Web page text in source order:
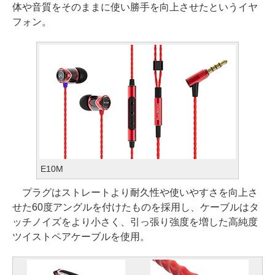
体や音質をそのままに使い勝手を向上させたというイヤ
フォン。
E10M
プラグはストレートより耐久性や使いやすさを向上さ
せた60度アングルを付けたものを採用し、ケーブルはタ
ッチノイズをより小さく、引っ張り強度を増した高純度
ツイストペアケーブルを使用。